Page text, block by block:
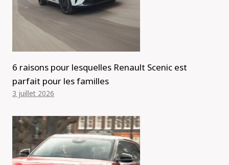
6 raisons pour lesquelles Renault Scenic est
parfait pour les familles
3 juillet 2026